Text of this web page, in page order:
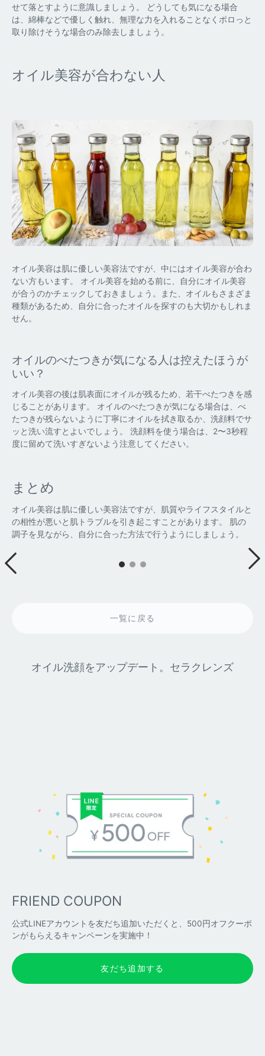
せて落とすように意識しましょう。 どうしても気になる場合
は、綿棒などで優しく触れ、無理な力を入れることなくポロっと
取り除けそうな場合のみ除去しましょう。
オイル美容が合わない人
オイル美容は肌に優しい美容法ですが、中にはオイル美容が合わ
ない方もいます。 オイル美容を始める前に、自分にオイル美容
が合うのかチェックしておきましょう。また、オイルもさまざま
種類があるため、自分に合ったオイルを探すのも大切かもしれま
せん。
オイルのべたつきが気になる人は控えたほうが
いい？
オイル美容の後は肌表面にオイルが残るため、若干べたつきを感
じることがあります。 オイルのべたつきが気になる場合は、べ
たつきが残らないように丁寧にオイルを拭き取るか、洗顔料でサ
ッと洗い流すとよいでしょう。 洗顔料を使う場合は、2〜3秒程
度に留めて洗いすぎないよう注意してください。
まとめ
オイル美容は肌に優しい美容法ですが、肌質やライフスタイルと
の相性が悪いと肌トラブルを引き起こすことがあります。 肌の
調子を見ながら、自分に合った方法で行うようにしましょう。
一覧に戻る
オイル洗顔をアップデート。セラクレンズ
FRIEND COUPON
公式LINEアカウントを友だち追加いただくと、500円オフクーポ
ンがもらえるキャンペーンを実施中！
友だち追加する